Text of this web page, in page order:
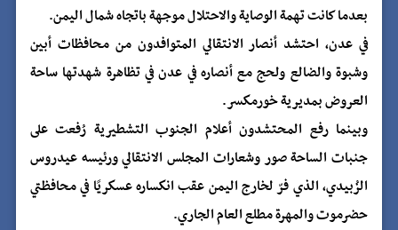
بعدما كانت تهمة الوصاية والاحتلال موجهة باتجاه شمال اليمن.
في عدن، احتشد أنصار الانتقالي المتوافدون من محافظات أبين
وشبوة والضالع ولحج مع أنصاره في عدن في تظاهرة شهدتها ساحة
العروض بمديرية خورمكسر.
وبينما رفع المحتشدون أعلام الجنوب التشطيرية رُفعت على
جنبات الساحة صور وشعارات المجلس الانتقالي ورئيسه عيدروس
الزُبيدي، الذي فرّ لخارج اليمن عقب انكساره عسكريًا في محافظتي
حضرموت والمهرة مطلع العام الجاري.